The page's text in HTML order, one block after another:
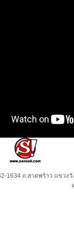
1634 ถ.ลาดพร้าว แขวง